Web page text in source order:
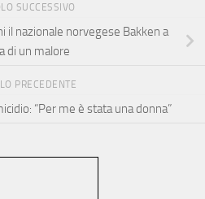
SUCCESSIVO
il nazionale norvegese Bakken a
di un malore
PRECEDENTE
“Per me è stata una donna”